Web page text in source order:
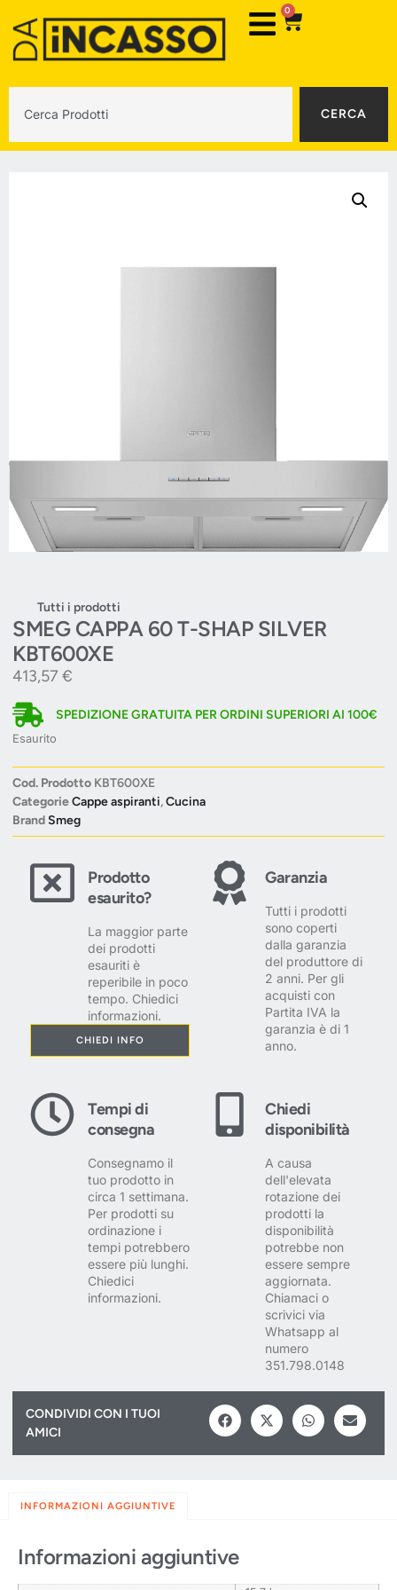
0
CERCA
Tutti i prodotti
SMEG CAPPA 60 T-SHAP SILVER
KBT600XE
413,57 €
SPEDIZIONE GRATUITA PER ORDINI SUPERIORI AI 100€
Esaurito
Cod. Prodotto KBT600XE
CategorieCappe aspiranti,Cucina
BrandSmeg
Prodotto
esaurito?
La maggior parte
dei prodotti
esauriti è
reperibile in poco
tempo. Chiedici
informazioni.
CHIEDI INFO
Garanzia
Tutti i prodotti
sono coperti
dalla garanzia
del produttore di
2 anni. Per gli
acquisti con
Partita IVA la
garanzia è di 1
anno.
Tempi di
consegna
Consegnamo il
tuo prodotto in
circa 1 settimana.
Per prodotti su
ordinazione i
tempi potrebbero
essere più lunghi.
Chiedici
informazioni.
Chiedi
disponibilità
A causa
dell'elevata
rotazione dei
prodotti la
disponibilità
potrebbe non
essere sempre
aggiornata.
Chiamaci o
scrivici via
Whatsapp al
numero
351.798.0148
CONDIVIDI CON I TUOI
AMICI
INFORMAZIONI AGGIUNTIVE
Informazioni aggiuntive